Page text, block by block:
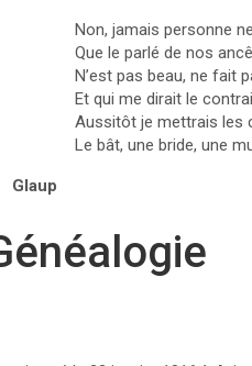
Non, jamais personne
Que le parlé de nos
N’est pas beau, ne fait
Et qui me dirait le
Aussitôt je mettrais les
Le bât, une bride, une
Glaup